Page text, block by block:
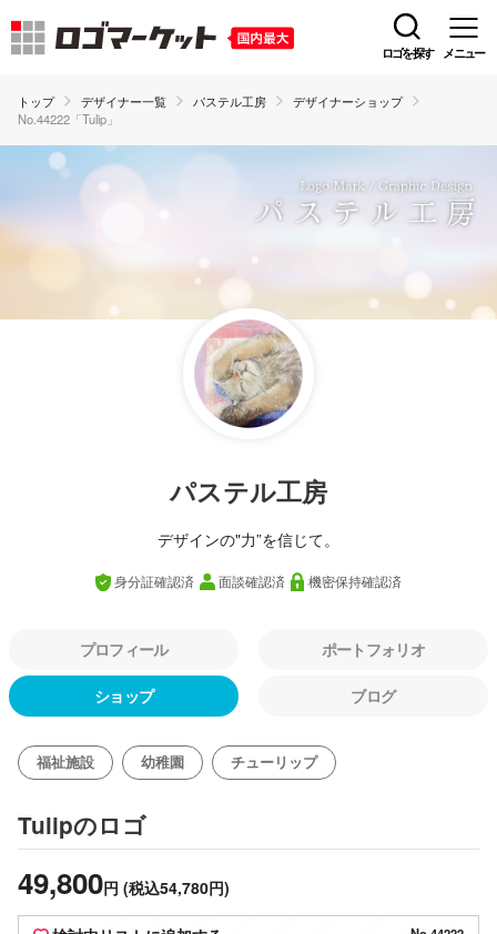
ロゴを探す メニュー
トップ デザイナー一覧 パステル工房
デザイナーショップ
No.44222「Tulip」
パステル工房
デザインの"力”を信じて。
身分証確認済 面談確認済 機密保持確認済
プロフィール ポートフォリオ
ショップ ブログ
福祉施設 幼稚園 チューリップ
Tulipのロゴ
49,800円 (税込54,780円)